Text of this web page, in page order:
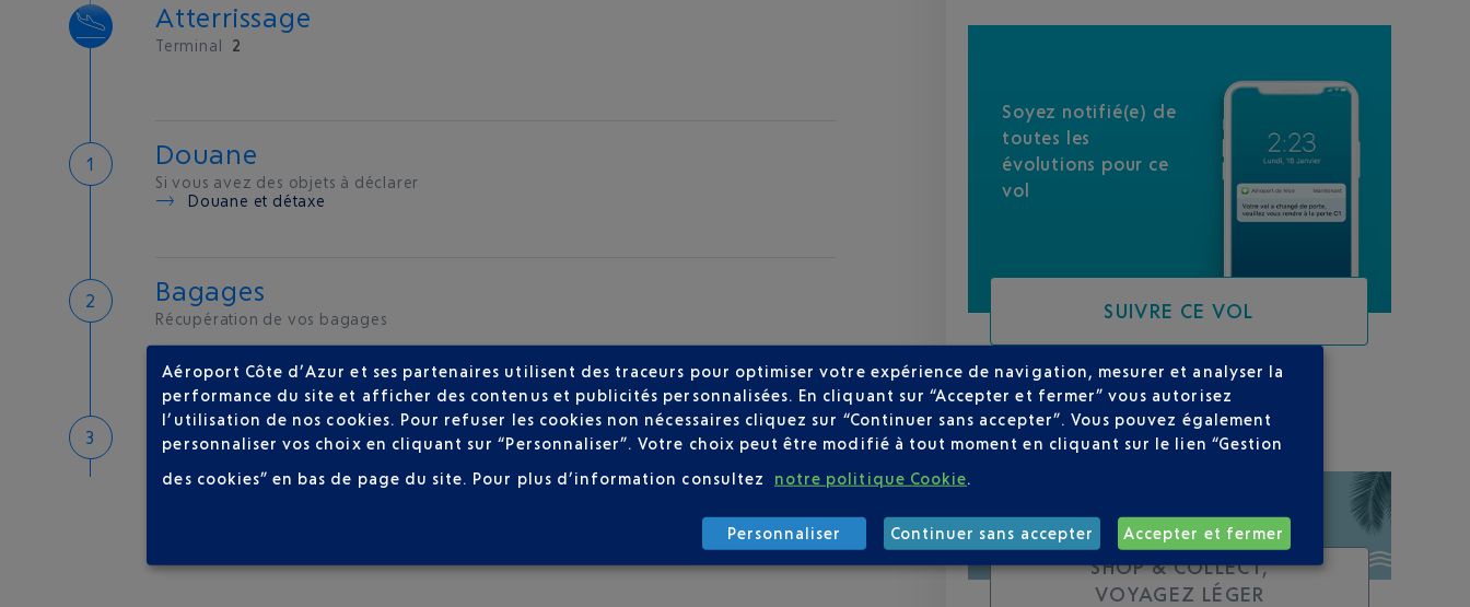
Atterrissage
Terminal 2
Douane
Si vous avez des objets à déclarer
Douane et détaxe
Bagages
Récupération de vos bagages
Bienvenue sur la Côte d'Azur
Hôtels de proximité 30 °C
Soyez notifié(e) de
toutes les
évolutions pour ce
vol
SUIVRE CE VOL
SUR VOTRE PARCOURS
SHOP & COLLECT,
VOYAGEZ LÉGER
Aéroport Côte d’Azur et ses partenaires utilisent des traceurs pour optimiser votre expérience de navigation, mesurer et analyser la
performance du site et afficher des contenus et publicités personnalisées. En cliquant sur “Accepter et fermer” vous autorisez
l’utilisation de nos cookies. Pour refuser les cookies non nécessaires cliquez sur “Continuer sans accepter”. Vous pouvez également
personnaliser vos choix en cliquant sur “Personnaliser”. Votre choix peut être modifié à tout moment en cliquant sur le lien “Gestion
des cookies” en bas de page du site. Pour plus d’information consultez notre politique Cookie
Personnaliser Continuer sans accepter Accepter et fermer